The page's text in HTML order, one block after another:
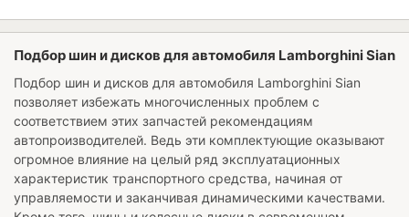
Подбор шин и дисков для автомобиля Lamborghini Sian
Подбор шин и дисков для автомобиля Lamborghini Sian
позволяет избежать многочисленных проблем с
соответствием этих запчастей рекомендациям
автопроизводителей. Ведь эти комплектующие оказывают
огромное влияние на целый ряд эксплуатационных
характеристик транспортного средства, начиная от
управляемости и заканчивая динамическими качествами.